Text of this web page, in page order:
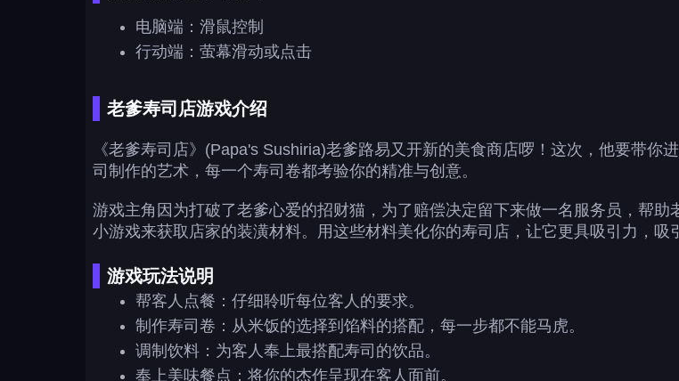
电脑端：滑鼠控制
行动端：萤幕滑动或点击
老爹寿司店游戏介绍
《老爹寿司店》(Papa's Sushiria)老爹路易又开新的美食商店啰！这次，他要带
司制作的艺术，每一个寿司卷都考验你的精准与创意。
游戏主角因为打破了老爹心爱的招财猫，为了赔偿决定留下来做一名服务员，帮
小游戏来获取店家的装潢材料。用这些材料美化你的寿司店，让它更具吸引力，吸
游戏玩法说明
帮客人点餐：仔细聆听每位客人的要求。
制作寿司卷：从米饭的选择到馅料的搭配，每一步都不能马虎。
调制饮料：为客人奉上最搭配寿司的饮品。
奉上美味餐点：将你的杰作呈现在客人面前。